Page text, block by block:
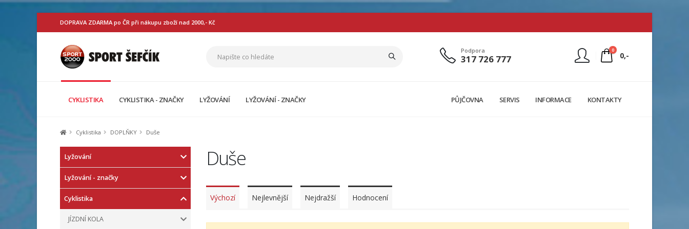
DOPRAVA ZDARMA po ČR při nákupu zboží nad 2000,- Kč
Podpora
317 726 777
0
0,-
Přihlásit
CYKLISTIKA CYKLISTIKA - ZNAČKY LYŽOVÁNÍ LYŽOVÁNÍ - ZNAČKY PŮJČOVNA SERVIS INFORMACE KONTAKTY
Cyklistika DOPLŇKY Duše
Lyžování
Lyžování - značky
Cyklistika
JÍZDNÍ KOLA
Duše
Výchozí Nejlevnější Nejdražší Hodnocení